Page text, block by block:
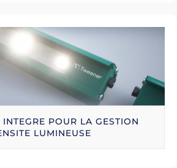
INTEGRE POUR LA GESTION
LUMINEUSE